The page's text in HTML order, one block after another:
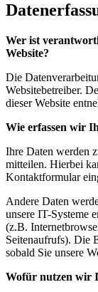
Wer ist
Website?
Die
Websitebetreiber.
dieser Website
Wie erfassen wir
Ihre Daten werden
mitteilen. Hierbei
Kontaktformular
Andere Daten
unsere IT-Systeme
(z.B.
Seitenaufrufs). Die
sobald Sie unsere
Wofür nutzen wir